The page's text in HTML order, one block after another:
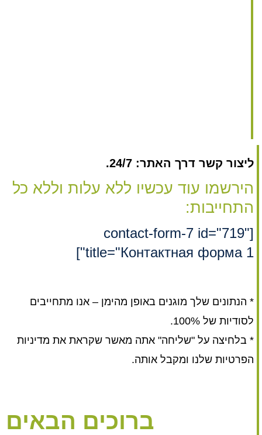
ליצור קשר דרך האתר: 24/7.
הירשמו עוד עכשיו ללא עלות וללא כל
התחייבות:
[contact-form-7 id="719"
title="Контактная форма 1"]
* הנתונים שלך מוגנים באופן מהימן – אנו מתחייבים
לסודיות של 100%.
* בלחיצה על "שליחה" אתה מאשר שקראת את מדיניות
הפרטיות שלנו ומקבל אותה.
ברוכים הבאים